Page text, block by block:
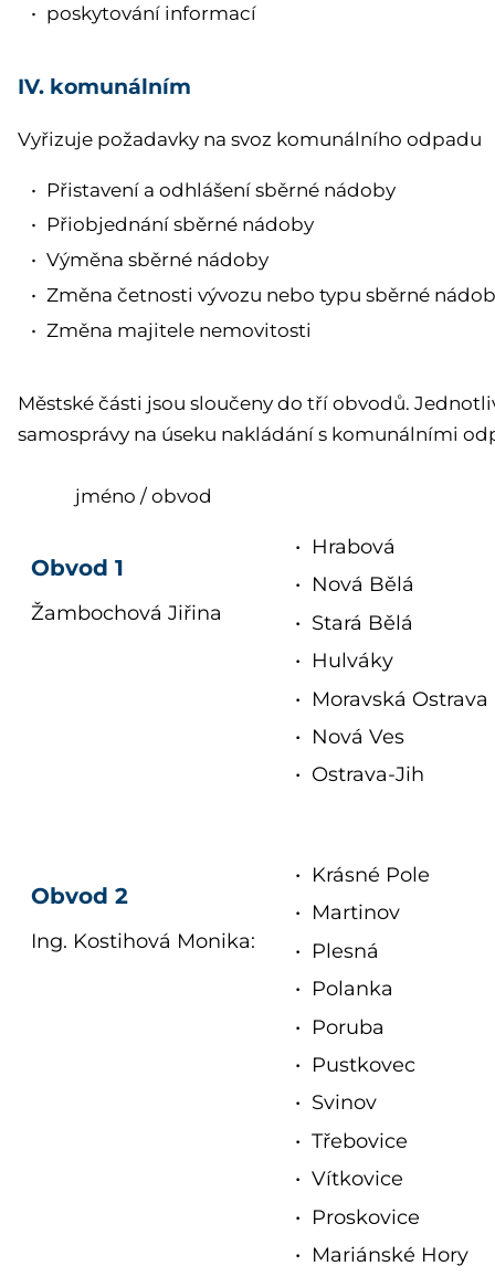
poskytování informací
IV. komunálním
Vyřizuje požadavky na svoz komunálního odpadu
Přistavení a odhlášení sběrné nádoby
Přiobjednání sběrné nádoby
Výměna sběrné nádoby
Změna četnosti vývozu nebo typu sběrné
Změna majitele nemovitosti
Městské části jsou sloučeny do tří obvodů.
samosprávy na úseku nakládání s komunálními
jméno / obvod
Obvod 1
Žambochová Jiřina
Hrabová
Nová Bělá
Stará Bělá
Hulváky
Moravská Ostrava
Nová Ves
Ostrava-Jih
Obvod 2
Ing. Kostihová Monika:
Krásné Pole
Martinov
Plesná
Polanka
Poruba
Pustkovec
Svinov
Třebovice
Vítkovice
Proskovice
Mariánské Hory